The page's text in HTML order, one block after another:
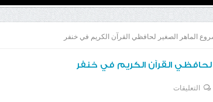
الماهر الصغير لحافظي القرآن الكريم في خنفر
القرآن الكريم في خنفر
التعليقات